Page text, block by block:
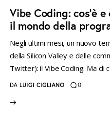
Vibe Coding: cos’è
il mondo della
Negli ultimi mesi, un nuovo
della Silicon Valley e delle
Twitter): il Vibe Coding. Ma di
DA LUIGI CIGLIANO 0